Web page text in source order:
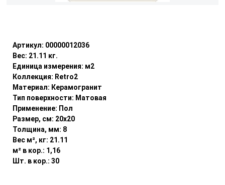
Артикул: 00000012036
Вес: 21.11 кг.
Единица измерения: м2
Коллекция: Retro2
Материал: Керамогранит
Тип поверхности: Матовая
Применение: Пол
Размер, см: 20x20
Толщина, мм: 8
Вес м², кг: 21.11
м² в кор.: 1,16
Шт. в кор.: 30